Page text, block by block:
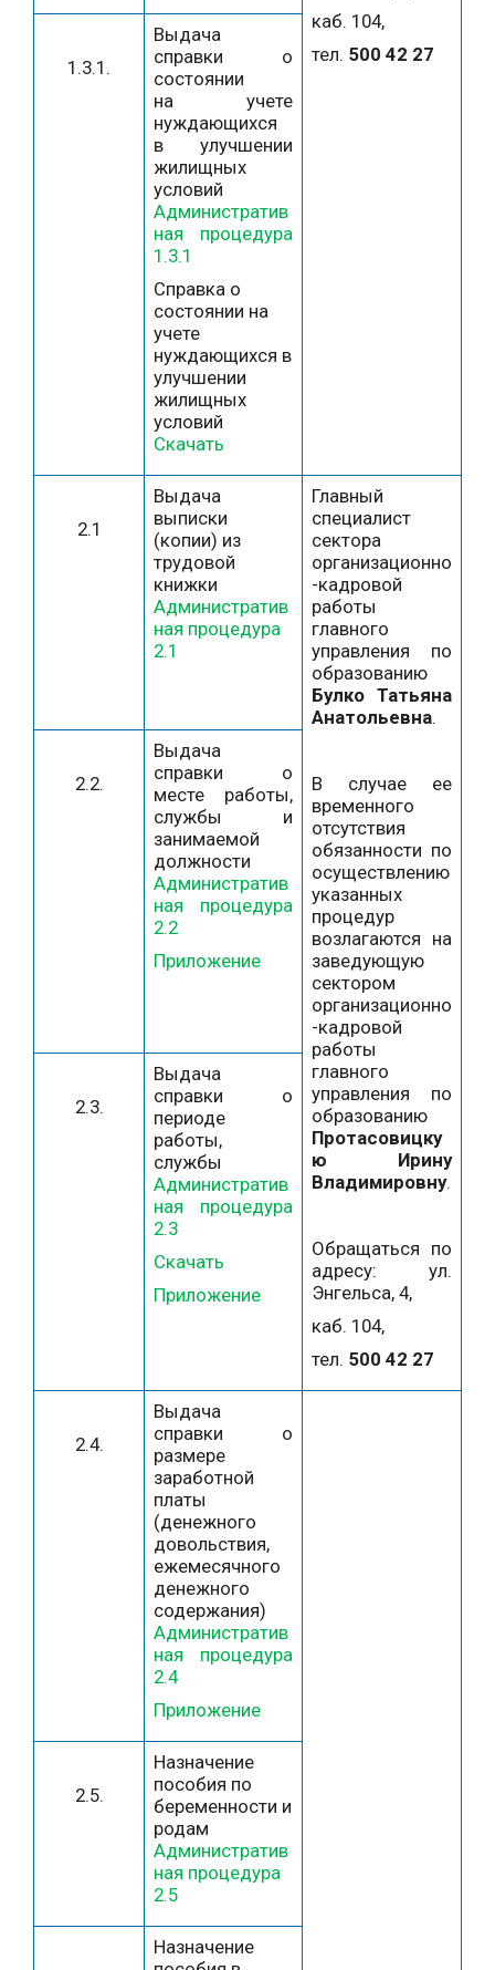
каб. 104,
тел. 500 42 27
1.3.1.
Выдача
справки о
состоянии
на учете
нуждающихся
в улучшении
жилищных
условий
Административ
ная процедура
1.3.1
Справка о
состоянии на
учете
нуждающихся в
улучшении
жилищных
условий
Скачать
2.1
Выдача
выписки
(копии) из
трудовой
книжки
Административ
ная процедура
2.1
Главный
специалист
сектора
организационно
-кадровой
работы
главного
управления по
образованию
Булко Татьяна
Анатольевна.
В случае ее
временного
отсутствия
обязанности по
осуществлению
указанных
процедур
возлагаются на
заведующую
сектором
организационно
-кадровой
работы
главного
управления по
образованию
Протасовицку
ю Ирину
Владимировну.
Обращаться по
адресу: ул.
Энгельса, 4,
каб. 104,
тел. 500 42 27
2.2.
Выдача
справки о
месте работы,
службы и
занимаемой
должности
Административ
ная процедура
2.2
Приложение
2.3.
Выдача
справки о
периоде
работы,
службы
Административ
ная процедура
2.3
Скачать
Приложение
2.4.
Выдача
справки о
размере
заработной
платы
(денежного
довольствия,
ежемесячного
денежного
содержания)
Административ
ная процедура
2.4
Приложение
2.5.
Назначение
пособия по
беременности и
родам
Административ
ная процедура
2.5
Назначение